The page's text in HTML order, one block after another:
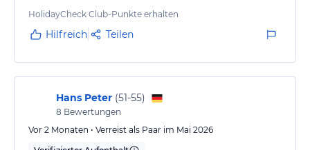
HolidayCheck Club-Punkte erhalten
Hilfreich Teilen
Hans Peter (51-55)
8 Bewertungen
Vor 2 Monaten • Verreist als Paar im Mai 2026